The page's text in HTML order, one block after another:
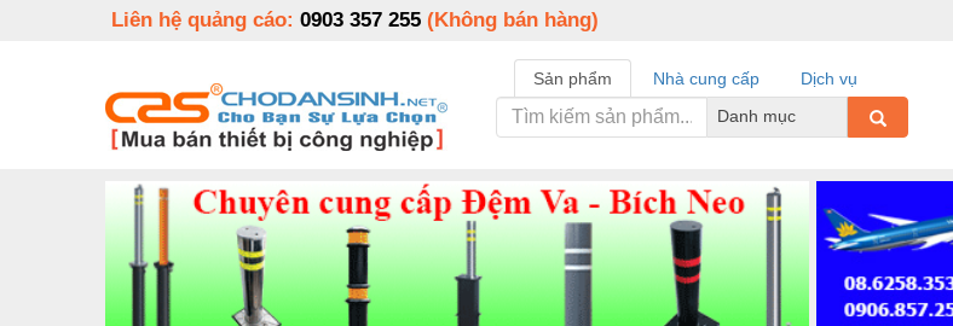
Liên hệ quảng cáo: 0903 357 255 (Không bán hàng)
Sản phẩm Nhà cung cấp
Dịch vụ
Danh mục